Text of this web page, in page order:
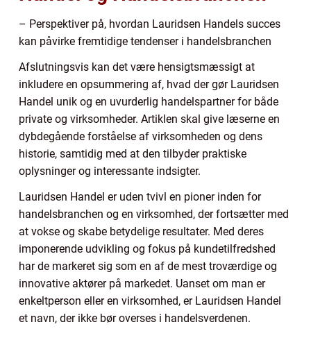
– Perspektiver på, hvordan Lauridsen Handels succes
kan påvirke fremtidige tendenser i handelsbranchen
Afslutningsvis kan det være hensigtsmæssigt at
inkludere en opsummering af, hvad der gør Lauridsen
Handel unik og en uvurderlig handelspartner for både
private og virksomheder. Artiklen skal give læserne en
dybdegående forståelse af virksomheden og dens
historie, samtidig med at den tilbyder praktiske
oplysninger og interessante indsigter.
Lauridsen Handel er uden tvivl en pioner inden for
handelsbranchen og en virksomhed, der fortsætter med
at vokse og skabe betydelige resultater. Med deres
imponerende udvikling og fokus på kundetilfredshed
har de markeret sig som en af de mest troværdige og
innovative aktører på markedet. Uanset om man er
enkeltperson eller en virksomhed, er Lauridsen Handel
et navn, der ikke bør overses i handelsverdenen.